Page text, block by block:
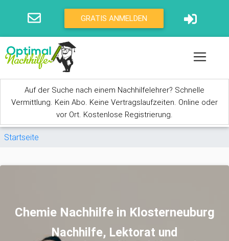
GRATIS ANMELDEN
Auf der Suche nach einem Nachhilfelehrer? Schnelle
Vermittlung. Kein Abo. Keine Vertragslaufzeiten. Online oder
vor Ort. Kostenlose Registrierung.
Sie sind hier
Startseite
Chemie Nachhilfe in Klosterneuburg
Nachhilfe, Lektorat und